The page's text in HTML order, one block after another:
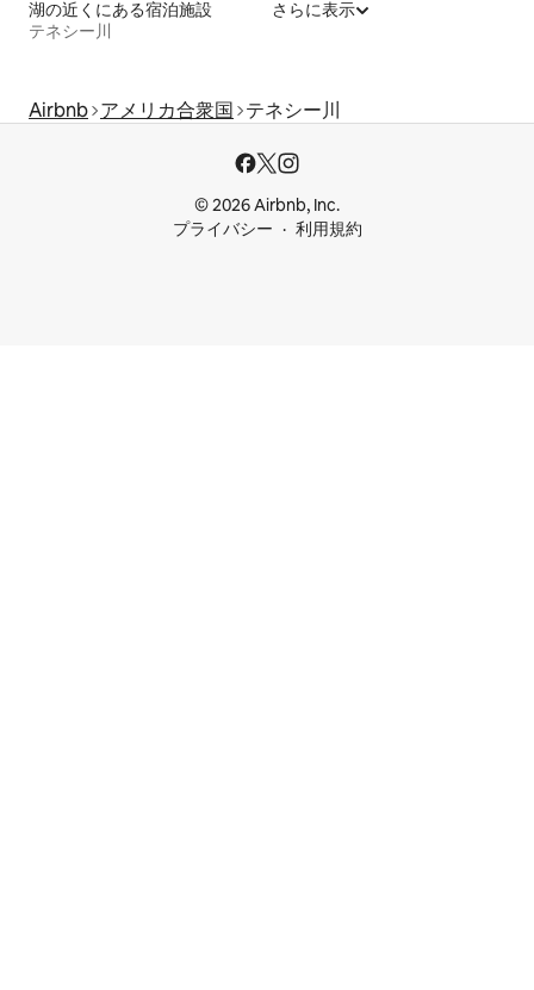
湖の近くにある宿泊施設
テネシー川
さらに表示
Airbnb アメリカ合衆国 テネシー川
© 2026 Airbnb, Inc.
プライバシー
利用規約